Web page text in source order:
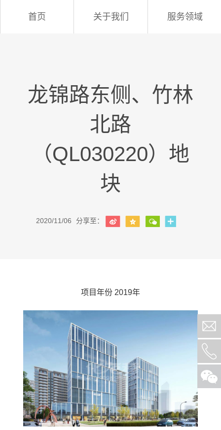
首页 关于我们 服务领域
龙锦路东侧、竹林
北路
（QL030220）地
块
2020/11/06 分享至：
项目年份 2019年